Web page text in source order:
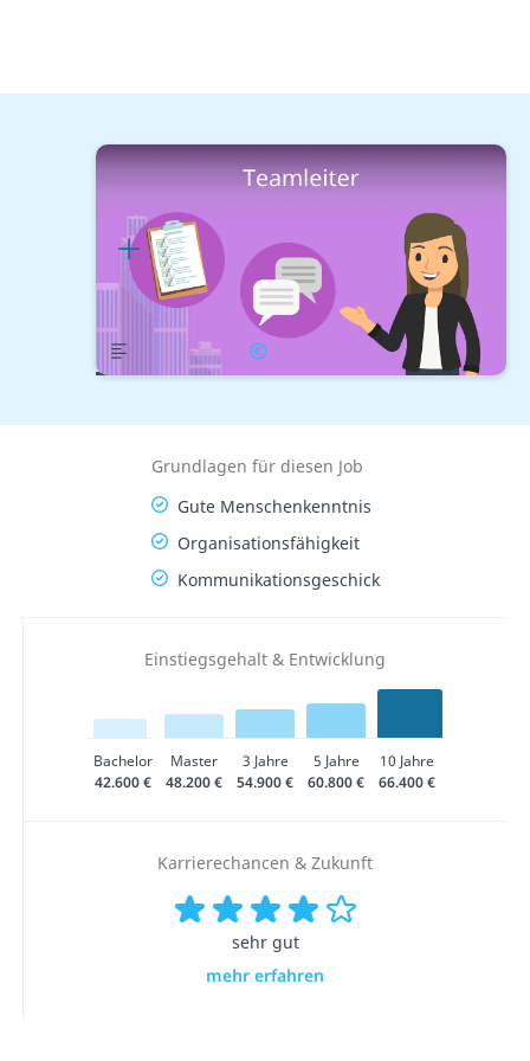
Berufe mit Studium Führungspositionen
Teamleiter
Lernplan
Übersicht
Grundlagen für diesen Job
Gute Menschenkenntnis
Organisationsfähigkeit
Kommunikationsgeschick
Einstiegsgehalt & Entwicklung
Bachelor Master 3 Jahre 5 Jahre
10 Jahre
42.600 €
48.200 € 54.900 € 60.800 € 66.400 €
Karrierechancen & Zukunft
sehr gut
mehr erfahren